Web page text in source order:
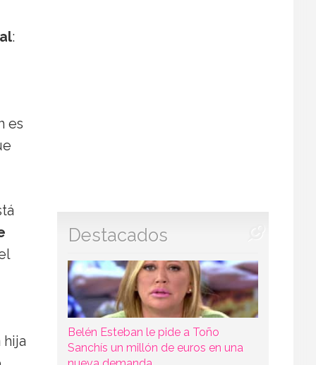
:
es
hija
Destacados
Belén Esteban le pide a Toño
Sanchís un millón de euros en una